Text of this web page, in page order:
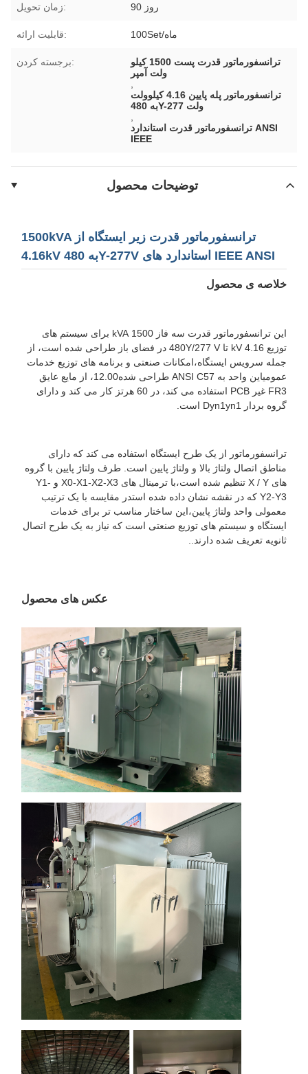
زمان تحویل: 90 روز
قابلیت ارائه: 100Set/ماه
برجسته کردن:
ترانسفورماتور قدرت پست 1500 کیلو
ولت آمپر
ترانسفورماتور پله پایین 4.16 کیلوولت
به 480Y-277 ولت
ترانسفورماتور قدرت استاندارد ANSI
IEEE
توضیحات محصول
1500kVA ترانسفورماتور قدرت زیر ایستگاه از
4.16kV به 480Y-277V استاندارد های IEEE ANSI
خلاصه ی محصول
این ترانسفورماتور قدرت سه فاز 1500 kVA برای سیستم های
توزیع 4.16 kV تا 480Y/277 V در فضای باز طراحی شده است، از
جمله سرویس ایستگاه،امکانات صنعتی و برنامه های توزیع خدمات
عمومیاين واحد به ANSI C57 طراحی شده12.00، از مایع عایق
FR3 غیر PCB استفاده می کند، در 60 هرتز کار می کند و دارای
گروه بردار Dyn1yn1 است.
ترانسفورماتور از یک طرح ایستگاه استفاده می کند که دارای
مناطق اتصال ولتاژ بالا و ولتاژ پایین است. طرف ولتاژ پایین با گروه
های X / Y تنظیم شده است،با ترمینال های X0-X1-X2-X3 و Y1-
Y2-Y3 که در نقشه نشان داده شده استدر مقایسه با یک ترتیب
معمولی واحد ولتاژ پایین،این ساختار مناسب تر برای خدمات
ایستگاه و سیستم های توزیع صنعتی است که نیاز به یک طرح اتصال
ثانویه تعریف شده دارند..
عکس های محصول